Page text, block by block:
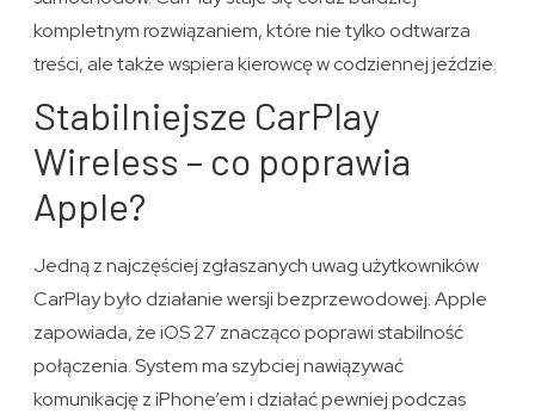
kompletnym rozwiązaniem, które nie tylko odtwarza
treści, ale także wspiera kierowcę w codziennej jeździe.
Stabilniejsze CarPlay
Wireless – co poprawia
Apple?
Jedną z najczęściej zgłaszanych uwag użytkowników
CarPlay było działanie wersji bezprzewodowej. Apple
zapowiada, że iOS 27 znacząco poprawi stabilność
połączenia. System ma szybciej nawiązywać
komunikację z iPhone’em i działać pewniej podczas